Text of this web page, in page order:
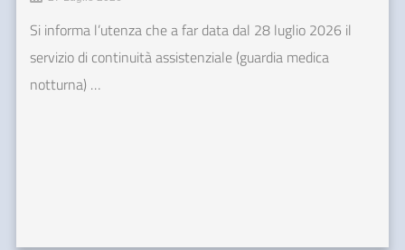
Si informa l’utenza che a far data dal 28 luglio 2026 il
servizio di continuità assistenziale (guardia medica
notturna) …